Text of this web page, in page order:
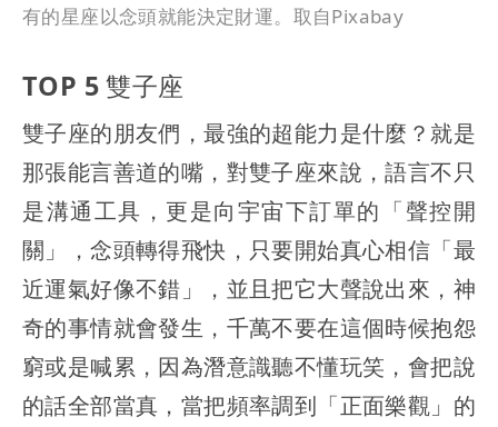
有的星座以念頭就能決定財運。取自Pixabay
TOP 5 雙子座
雙子座的朋友們，最強的超能力是什麼？就是
那張能言善道的嘴，對雙子座來說，語言不只
是溝通工具，更是向宇宙下訂單的「聲控開
關」，念頭轉得飛快，只要開始真心相信「最
近運氣好像不錯」，並且把它大聲說出來，神
奇的事情就會發生，千萬不要在這個時候抱怨
窮或是喊累，因為潛意識聽不懂玩笑，會把說
的話全部當真，當把頻率調到「正面樂觀」的